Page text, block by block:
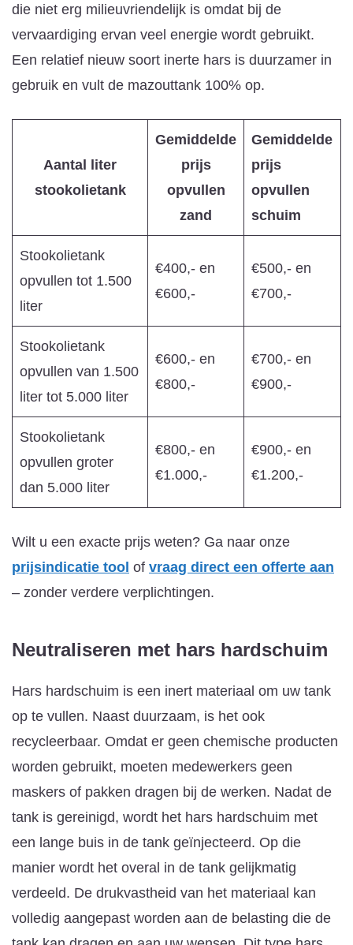
die niet erg milieuvriendelijk is omdat bij de
vervaardiging ervan veel energie wordt gebruikt.
Een relatief nieuw soort inerte hars is duurzamer in
gebruik en vult de mazouttank 100% op.
Aantal liter
stookolietank
Gemiddelde
prijs
opvullen
zand
Gemiddelde
prijs
opvullen
schuim
Stookolietank
opvullen tot 1.500
liter
€400,- en
€600,-
€500,- en
€700,-
Stookolietank
opvullen van 1.500
liter tot 5.000 liter
€600,- en
€800,-
€700,- en
€900,-
Stookolietank
opvullen groter
dan 5.000 liter
€800,- en
€1.000,-
€900,- en
€1.200,-
Wilt u een exacte prijs weten? Ga naar onze
prijsindicatie tool of vraag direct een offerte aan
– zonder verdere verplichtingen.
Neutraliseren met hars hardschuim
Hars hardschuim is een inert materiaal om uw tank
op te vullen. Naast duurzaam, is het ook
recycleerbaar. Omdat er geen chemische producten
worden gebruikt, moeten medewerkers geen
maskers of pakken dragen bij de werken. Nadat de
tank is gereinigd, wordt het hars hardschuim met
een lange buis in de tank geïnjecteerd. Op die
manier wordt het overal in de tank gelijkmatig
verdeeld. De drukvastheid van het materiaal kan
volledig aangepast worden aan de belasting die de